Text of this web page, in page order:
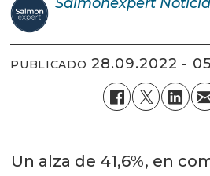
PUBLICADO 28.09.2022 -
Un alza de 41,6%, en